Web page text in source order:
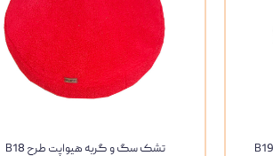
تشک سگ و گربه هیواپت طرح B18